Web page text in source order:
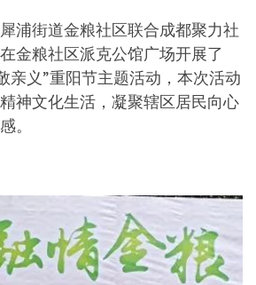
浦街道金粮社区联合成都聚力社
金粮社区派克公馆广场开展了
亲义”重阳节主题活动，本次活动
神文化生活，凝聚辖区居民向心
。